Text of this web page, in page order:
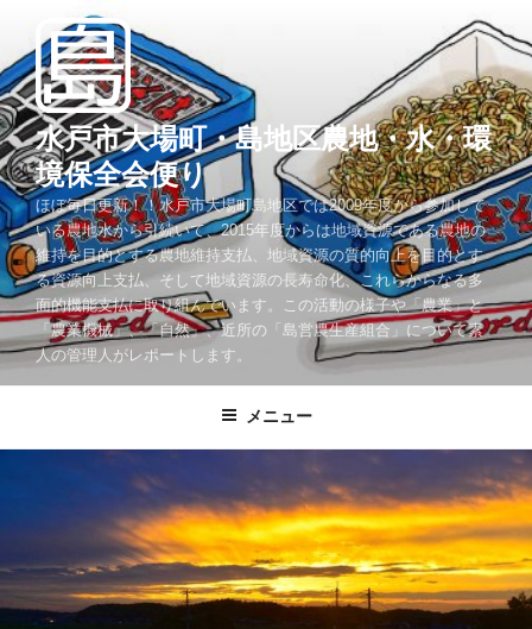
テ
ン
ツ
へ
ス
キ
ッ
プ
水戸市大場町・島地区農地・水・環
境保全会便り
ほぼ毎日更新！！水戸市大場町島地区では2009年度から参加して
いる農地水から引続いて、2015年度からは地域資源である農地の
維持を目的とする農地維持支払、地域資源の質的向上を目的とす
る資源向上支払、そして地域資源の長寿命化、これらからなる多
面的機能支払に取り組んでいます。この活動の様子や「農業」と
「農業機械」、「自然」、近所の「島営農生産組合」について素
人の管理人がレポートします。
メニュー